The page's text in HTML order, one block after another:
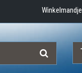
Winkelmandje